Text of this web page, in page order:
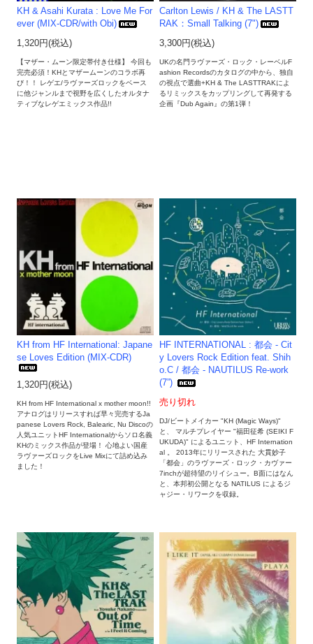
KH & Asahi Kurata : Love Me For
ever (MIX-CDR/with Obi)
1,320円(税込)
【マザー・ムーン限定帯付き仕様】 今回も
完売必須！KHとマザームーンのコラボ再
び！！ レゲエ/ラヴァーズロックをベース
に他ジャンルまで視野を広くしたオルタナ
ティブなレゲエミックス作品!!
Carlton Lewis / KH & The LASTT
RAK：Small Talking (7")
3,300円(税込)
UKの名門ラヴァーズ・ロック・レーベルF
ashion Recordsのカタログの中から、独自
の視点で選曲+KH & The LASTTRAKによ
るリミックスをカップリングして再発する
企画『Dub Again』の第1弾！
KH from HF International: Japane
se Loves Edition (MIX-CDR)
1,320円(税込)
KH from HF International x mother moon!!
アナログはリリースすれば早々完売するJa
panese Lovers Rock, Balearic, Nu Discoの
人気ユニットHF Internationalからソロ名義
KHのミックス作品が登場！ 心地よい国産
ラヴァーズロックをLive Mixにて詰め込み
ました！
HF INTERNATIONAL : 都会 - Cit
y Lovers Rock Edition feat. Shih
o.C / 都会 - NAUTILUS Re-work
(7”)
売り切れ
DJ/ビートメイカー "KH (Magic Ways)"
と、 マルチプレイヤー "福田征希 (SEIKI F
UKUDA)" によるユニット、HF Internation
al 。 2013年にリリースされた 大貫妙子
「都会」のラヴァーズ・ロック・カヴァー
7inchが超待望のリイシュー。B面にはなん
と、本邦初公開となる NATILUS によるジ
ャジー・リワークを収録。